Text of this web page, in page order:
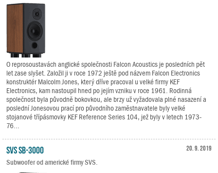
O reprosoustavách anglické společnosti Falcon Acoustics je posledních pět
let zase slyšet. Založil ji v roce 1972 ještě pod názvem Falcon Electronics
konstruktér Malcolm Jones, který dříve pracoval u velké firmy KEF
Electronics, kam nastoupil hned po jejím vzniku v roce 1961. Rodinná
společnost byla původně bokovkou, ale brzy už vyžadovala plné nasazení a
poslední Jonesovou prací pro původního zaměstnavatele byly velké
stojanové třípásmovky KEF Reference Series 104, jež byly v letech 1973-
76...
20. 9. 2019
SVS SB-3000
Subwoofer od americké firmy SVS.